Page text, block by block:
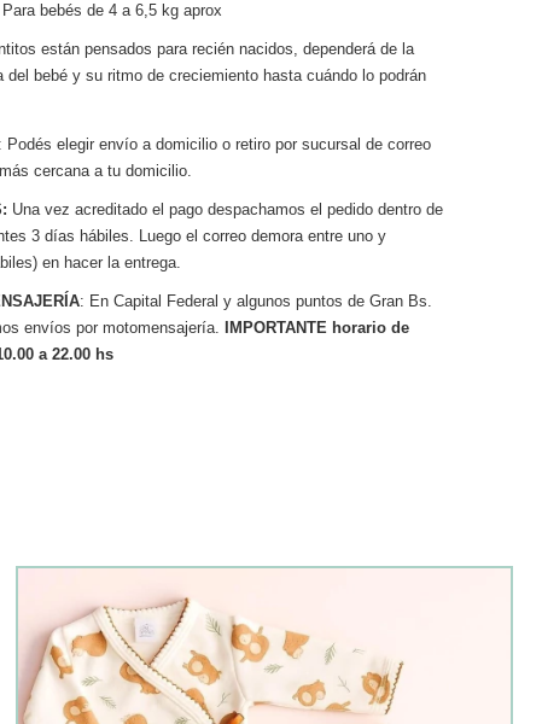
bebés de 4 a 6,5 kg aprox
están pensados para recién nacidos, dependerá de la
del bebé y su ritmo de creciemiento hasta cuándo lo podrán
Podés elegir envío a domicilio o retiro por sucursal de correo
cercana a tu domicilio.
Una vez acreditado el pago despachamos el pedido dentro de
3 días hábiles. Luego el correo demora entre uno y
en hacer la entrega.
: En Capital Federal y algunos puntos de Gran Bs.
envíos por motomensajería.
IMPORTANTE horario de
a 22.00 hs